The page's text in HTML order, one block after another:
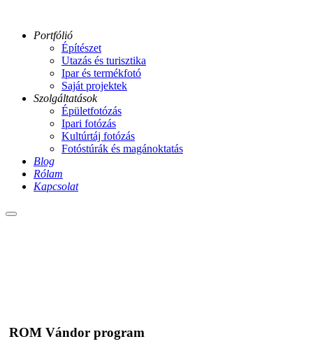
Portfólió
Építészet
Utazás és turisztika
Ipar és termékfotó
Saját projektek
Szolgáltatások
Épületfotózás
Ipari fotózás
Kultúrtáj fotózás
Fotóstúrák és magánoktatás
Blog
Rólam
Kapcsolat
Main
ROM Vándor program